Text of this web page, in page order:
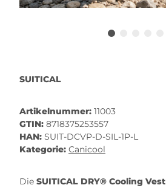
SUITICAL
Artikelnummer: 11003
GTIN: 8718375253557
HAN: SUIT-DCVP-D-SIL-1P-L
Kategorie: Canicool
Die SUITICAL DRY® Cooling Vest